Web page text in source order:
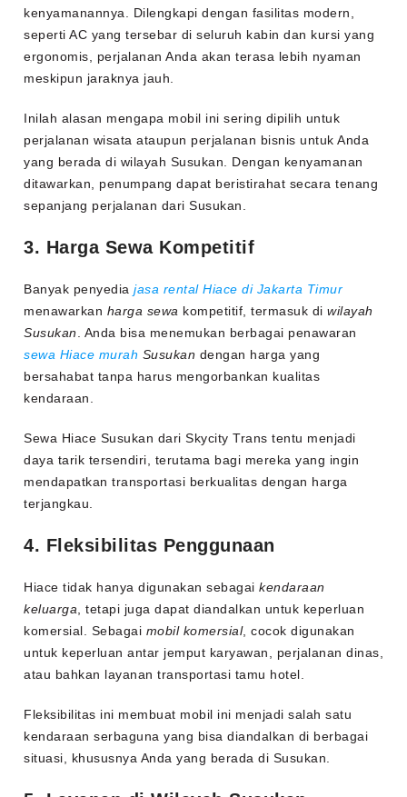
kenyamanannya. Dilengkapi dengan fasilitas modern,
seperti AC yang tersebar di seluruh kabin dan kursi yang
ergonomis, perjalanan Anda akan terasa lebih nyaman
meskipun jaraknya jauh.
Inilah alasan mengapa mobil ini sering dipilih untuk
perjalanan wisata ataupun perjalanan bisnis untuk Anda
yang berada di wilayah Susukan. Dengan kenyamanan
ditawarkan, penumpang dapat beristirahat secara tenang
sepanjang perjalanan dari Susukan.
3. Harga Sewa Kompetitif
Banyak penyedia jasa rental Hiace di Jakarta Timur
menawarkan harga sewa kompetitif, termasuk diwilayah
Susukan. Anda bisa menemukan berbagai penawaran
sewa Hiace murah Susukan dengan harga yang
bersahabat tanpa harus mengorbankan kualitas
kendaraan.
Sewa Hiace Susukan dari Skycity Trans tentu menjadi
daya tarik tersendiri, terutama bagi mereka yang ingin
mendapatkan transportasi berkualitas dengan harga
terjangkau.
4. Fleksibilitas Penggunaan
Hiace tidak hanya digunakan sebagaikendaraan
keluarga, tetapi juga dapat diandalkan untuk keperluan
komersial. Sebagai mobil komersial, cocok digunakan
untuk keperluan antar jemput karyawan, perjalanan dinas,
atau bahkan layanan transportasi tamu hotel.
Fleksibilitas ini membuat mobil ini menjadi salah satu
kendaraan serbaguna yang bisa diandalkan di berbagai
situasi, khususnya Anda yang berada di Susukan.